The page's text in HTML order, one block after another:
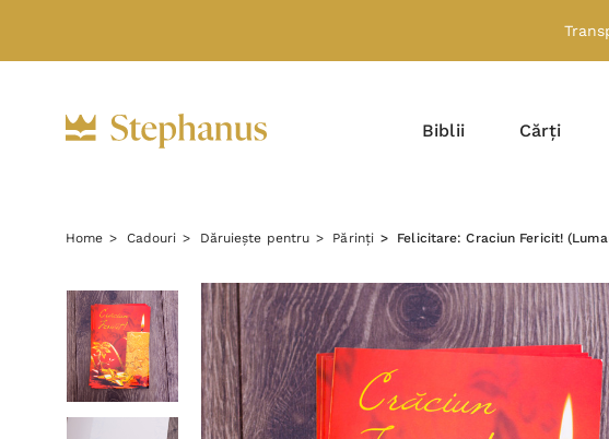
Biblii Cărți
Home Cadouri Dăruiește pentru Părinți Felicitare: Craciun Fericit!